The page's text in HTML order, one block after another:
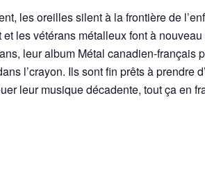
les oreilles silent à la frontière de
les vétérans métalleux font à
leur album Métal canadien-français
l’crayon. Ils sont fin prêts à prendre
leur musique décadente, tout ça en